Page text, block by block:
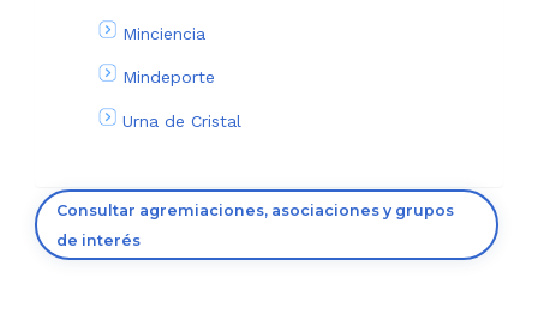
Minciencia
Mindeporte
Urna de Cristal
Consultar agremiaciones, asociaciones y grupos
de interés